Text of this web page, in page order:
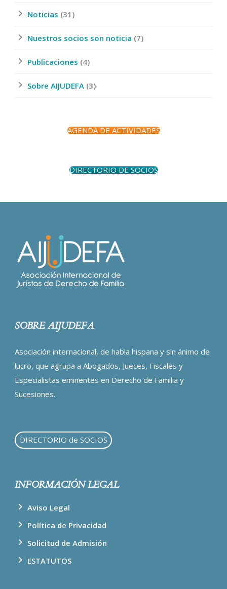
Noticias (31)
Nuestros socios son noticia (7)
Publicaciones (4)
Sobre AIJUDEFA (3)
AGENDA DE ACTIVIDADES
DIRECTORIO DE SOCIOS
SOBRE AIJUDEFA
Asociación internacional, de habla hispana y sin ánimo de
lucro, que agrupa a Abogados, Jueces, Fiscales y
Especialistas eminentes en Derecho de Familia y
Sucesiones.
DIRECTORIO de SOCIOS
INFORMACIÓN LEGAL
Aviso Legal
Política de Privacidad
Solicitud de Admisión
ESTATUTOS